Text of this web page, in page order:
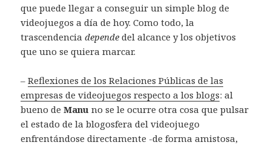
que puede llegar a conseguir un simple blog de
videojuegos a día de hoy. Como todo, la
trascendenciadepende del alcance y los objetivos
que uno se quiera marcar.
–Reflexiones de los Relaciones Públicas de las
empresas de videojuegos respecto a los blogs: al
bueno deManu no se le ocurre otra cosa que pulsar
el estado de la blogosfera del videojuego
enfrentándose directamente -de forma amistosa,